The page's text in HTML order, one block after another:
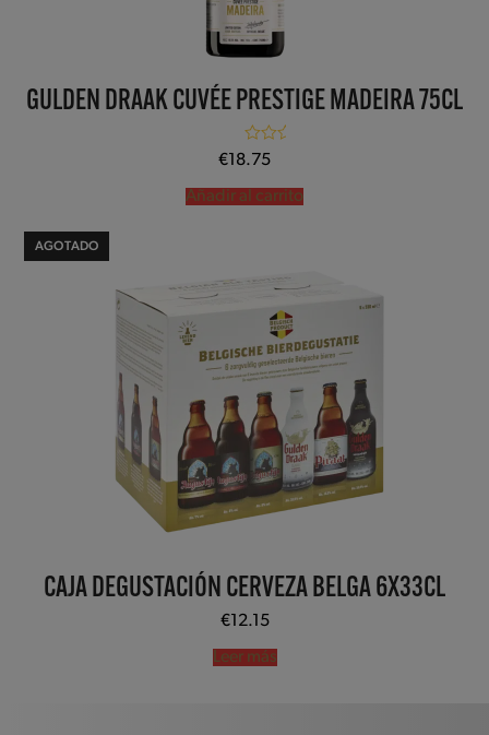
GULDEN DRAAK CUVÉE PRESTIGE MADEIRA 75CL
Valorado con
5.00
€18.75
Añadir al carrito
AGOTADO
CAJA DEGUSTACIÓN CERVEZA BELGA 6X33CL
€12.15
Leer más